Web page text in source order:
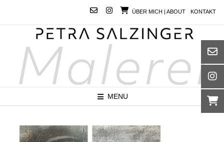
ÜBER MICH | ABOUT KONTAKT
MENU